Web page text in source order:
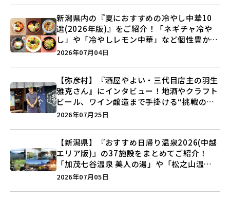
新潟県内の『夏におすすめの冷やし中華10
選(2026年版)』をご紹介！「ネギチャ冷や
し」や「冷やしレモン中華」など個性豊かな
ラインアップ♪
2026年07月04日
【弥彦村】『酒屋やよい・三代目店主の羽生
雅克さん』にインタビュー！地酒やクラフト
ビール、ワイン醸造まで手掛ける“挑戦の歴
史”に迫る♪
2026年07月25日
【新潟県】『おすすめ日帰り温泉2026(中越
エリア版)』の37施設をまとめてご紹介！
「加茂七谷温泉 美人の湯」や「松之山温泉
ナステビュウ湯の山」などを巡ろう♪
2026年07月05日